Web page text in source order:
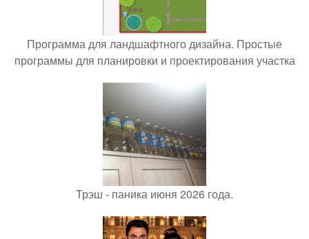
Программа для ландшафтного дизайна. Простые
программы для планировки и проектирования участка
Трэш - паника июня 2026 года.